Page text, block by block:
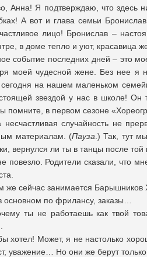
Анна! Я подтверждаю, что здесь
А вот и глава семьи
лицо! Бронислав –
в доме тепло и уют, красавица
событие последних дней – это
моей чудесной жене. Без нее я
сегодня на нашем маленьком
звездой у нас в школе! Он
помните, в первом сезоне
несчастливая случайность не
материалам. (Пауза .) Так, тут
вернулся ли ты в танцы после той
повезло. Родители сказали, что
же сейчас занимается Барышников
основном по фрилансу, заказы…
ты не работаешь как твой
хотел! Может, я не настолько
уважение… Но они же берут